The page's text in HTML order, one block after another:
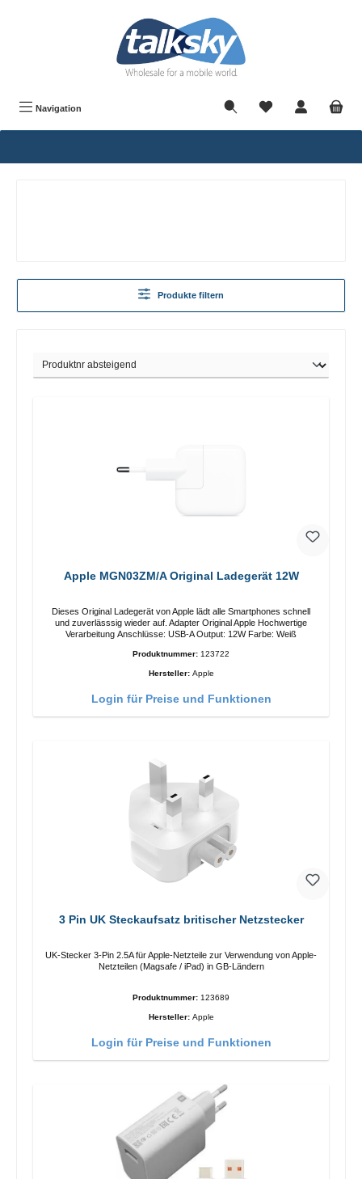
Navigation
Produkte filtern
Apple MGN03ZM/A Original Ladegerät 12W
Dieses Original Ladegerät von Apple lädt alle Smartphones schnell
und zuverlässsig wieder auf. Adapter Original Apple Hochwertige
Verarbeitung Anschlüsse: USB-A Output: 12W Farbe: Weiß
Produktnummer: 123722
Hersteller: Apple
Login für Preise und Funktionen
3 Pin UK Steckaufsatz britischer Netzstecker
UK-Stecker 3-Pin 2.5A für Apple-Netzteile zur Verwendung von Apple-
Netzteilen (Magsafe / iPad) in GB-Ländern
Produktnummer: 123689
Hersteller: Apple
Login für Preise und Funktionen